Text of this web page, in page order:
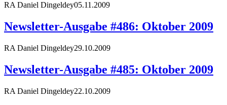
RA Daniel Dingeldey05.11.2009
Newsletter-Ausgabe #486: Oktober 2009
RA Daniel Dingeldey29.10.2009
Newsletter-Ausgabe #485: Oktober 2009
RA Daniel Dingeldey22.10.2009